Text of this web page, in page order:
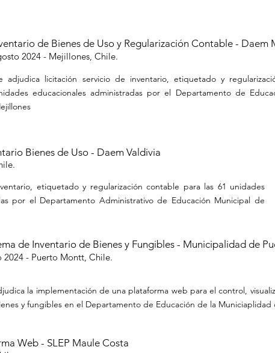
de Bienes de Uso y Regularización Contable - Daem
2024 - Mejillones, Chile.
adjudica licitación servicio de inventario, etiquetado y
educacionales administradas por el Departamento de
Bienes de Uso - Daem Valdivia
etiquetado y regularización contable para las 61 unidades
por el Departamento Administrativo de Educación Municipal de
de Inventario de Bienes y Fungibles - Municipalidad de
2024 - Puerto Montt, Chile.
la implementación de una plataforma web para el control,
y fungibles en el Departamento de Educación de la
Web - SLEP Maule Costa